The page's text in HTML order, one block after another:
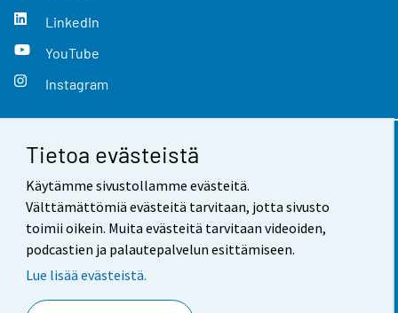
Tietoa evästeistä
Käytämme sivustollamme evästeitä.
Välttämättömiä evästeitä tarvitaan, jotta sivusto
toimii oikein. Muita evästeitä tarvitaan videoiden,
podcastien ja palautepalvelun esittämiseen.
Lue lisää evästeistä.
LinkedIn
YouTube
Instagram
Yhteystiedot
Palaute
Käyttöehdot
Saavutettavuus